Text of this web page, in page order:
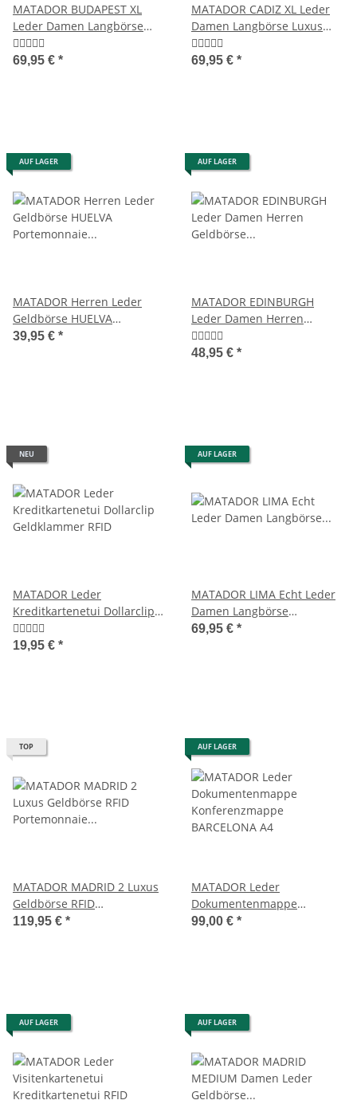
MATADOR BUDAPEST XL
Leder Damen Langbörse
Geldbörse 5 Farben
69,95 € *
MATADOR CADIZ XL Leder
Damen Langbörse Luxus
Geldbörse RFID
69,95 € *
AUF LAGER
MATADOR Herren Leder
Geldbörse HUELVA
Portemonnaie RFID Braun
39,95 € *
AUF LAGER
MATADOR EDINBURGH
Leder Damen Herren
Geldbörse Portemonnaie
48,95 € *
NEU
MATADOR Leder
Kreditkartenetui Dollarclip
Geldklammer RFID
19,95 € *
AUF LAGER
MATADOR LIMA Echt Leder
Damen Langbörse
Geldbörse Leder RFID
69,95 € *
TOP
MATADOR MADRID 2 Luxus
Geldbörse RFID
Portemonnaie Damen
119,95 € *
AUF LAGER
MATADOR Leder
Dokumentenmappe
Konferenzmappe
99,00 € *
AUF LAGER AUF LAGER